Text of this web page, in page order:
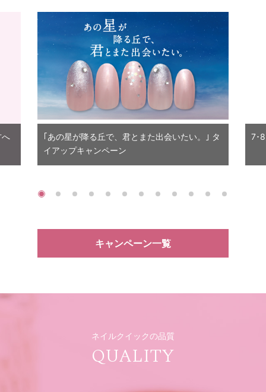
へ
｢あの星が降る丘で、君とまた出会いたい。｣ タ
イアップキャンペーン
7･
キャンペーン一覧
ネイルクイックの品質
QUALITY